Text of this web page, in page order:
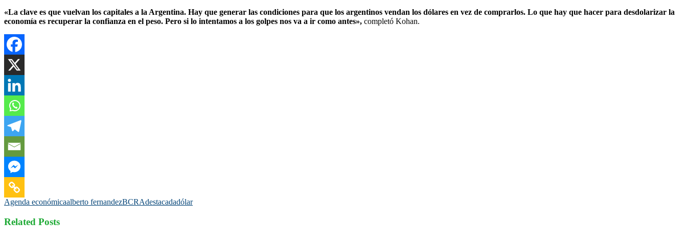
«La clave es que vuelvan los capitales a la Argentina. Hay que generar las condiciones para que los argentinos vendan los dólares en vez de comprarlos. Lo que hay que hacer para desdolarizar la
economía es recuperar la confianza en el peso. Pero si lo intentamos a los golpes nos va a ir como antes», completó Kohan.
Agenda económicaalberto fernandezBCRAdestacadadólar
Related Posts